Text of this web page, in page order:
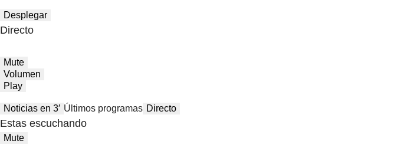
Desplegar
Directo
Mute
Volumen
Play
Noticias en 3′ Últimos programas Directo
Estas escuchando
Mute